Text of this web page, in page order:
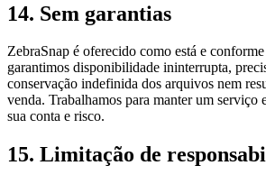
14. Sem garantias
ZebraSnap é oferecido como está e
garantimos disponibilidade ininterrupta,
conservação indefinida dos arquivos nem
venda. Trabalhamos para manter um serviço
sua conta e risco.
15. Limitação de